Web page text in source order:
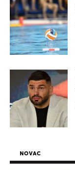
NOVAC